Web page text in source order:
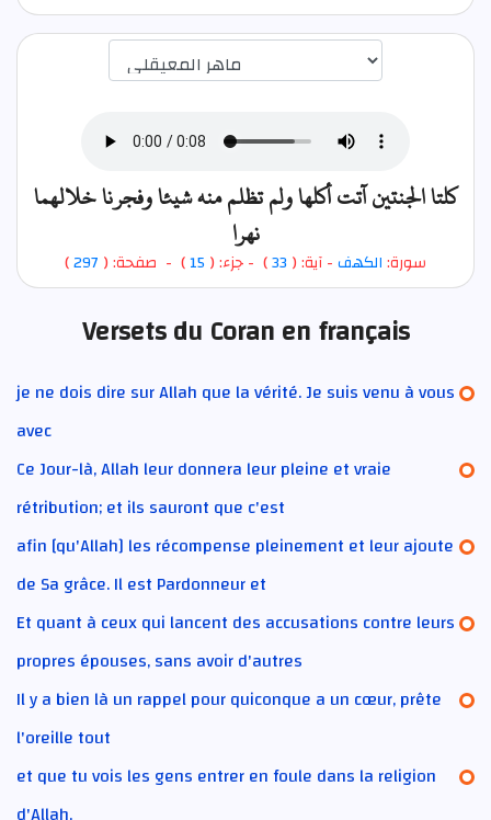
كلتا الجنتين آتت أكلها ولم تظلم منه شيئا وفجرنا خلالهما
نهرا
سورة:الكهف- آية: (33
) - جزء: ( 15) - صفحة: ( 297
)
Versets du Coran en français
je ne dois dire sur Allah que la vérité. Je suis venu à vous
avec
Ce Jour-là, Allah leur donnera leur pleine et vraie
rétribution; et ils sauront que c'est
afin [qu'Allah] les récompense pleinement et leur ajoute
de Sa grâce. Il est Pardonneur et
Et quant à ceux qui lancent des accusations contre leurs
propres épouses, sans avoir d'autres
Il y a bien là un rappel pour quiconque a un cœur, prête
l'oreille tout
et que tu vois les gens entrer en foule dans la religion